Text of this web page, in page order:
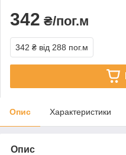
342 ₴/пог.м
342 ₴ від 288 пог.м
Опис Характеристики
Опис